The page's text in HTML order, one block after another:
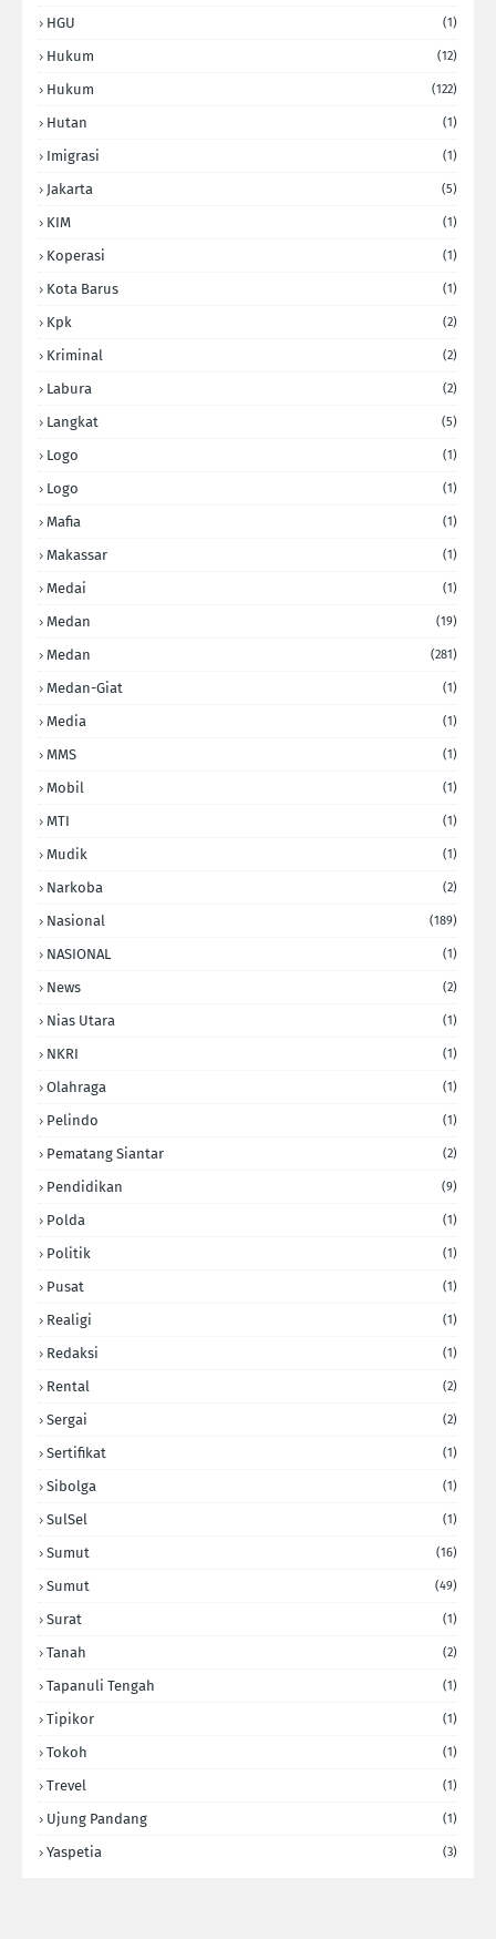
HGU (1)
Hukum (12)
Hukum (122)
Hutan (1)
Imigrasi (1)
Jakarta (5)
KIM (1)
Koperasi (1)
Kota Barus (1)
Kpk (2)
Kriminal (2)
Labura (2)
Langkat (5)
Logo (1)
Logo (1)
Mafia (1)
Makassar (1)
Medai (1)
Medan (19)
Medan (281)
Medan-Giat (1)
Media (1)
MMS (1)
Mobil (1)
MTI (1)
Mudik (1)
Narkoba (2)
Nasional (189)
NASIONAL (1)
News (2)
Nias Utara (1)
NKRI (1)
Olahraga (1)
Pelindo (1)
Pematang Siantar (2)
Pendidikan (9)
Polda (1)
Politik (1)
Pusat (1)
Realigi (1)
Redaksi (1)
Rental (2)
Sergai (2)
Sertifikat (1)
Sibolga (1)
SulSel (1)
Sumut (16)
Sumut (49)
Surat (1)
Tanah (2)
Tapanuli Tengah (1)
Tipikor (1)
Tokoh (1)
Trevel (1)
Ujung Pandang (1)
Yaspetia (3)